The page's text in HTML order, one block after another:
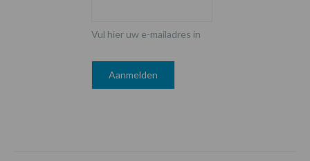
Vul hier uw e-mailadres in